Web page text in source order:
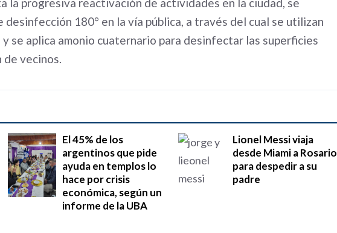
desinfección 180° en la vía pública, a través del cual se utilizan
se aplica amonio cuaternario para desinfectar las superficies
vecinos.
El 45% de los
argentinos que pide
ayuda en templos lo
hace por crisis
económica, según un
informe de la UBA
Lionel Messi viaja
desde Miami a Rosario
para despedir a su
padre